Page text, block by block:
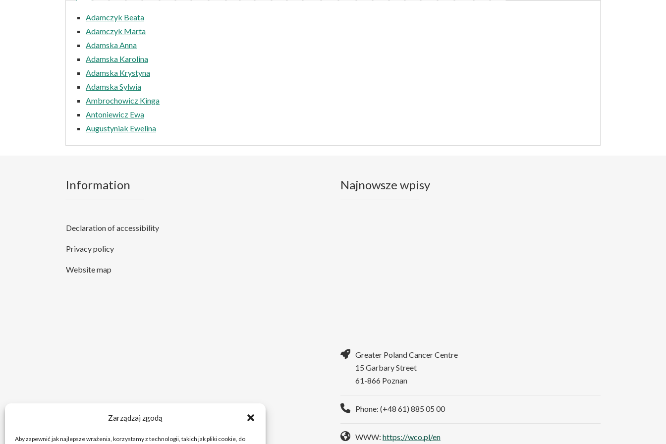
Zarządzaj zgodą
Aby zapewnić jak najlepsze wrażenia, korzystamy z technologii, takich jak pliki cookie, do
Adamczyk Beata
Adamczyk Marta
Adamska Anna
Adamska Karolina
Adamska Krystyna
Adamska Sylwia
Ambrochowicz Kinga
Antoniewicz Ewa
Augustyniak Ewelina
Information
Declaration of accessibility
Privacy policy
Website map
Najnowsze wpisy
Greater Poland Cancer Centre
15 Garbary Street
61-866 Poznan
Phone: (+48 61) 885 05 00
WWW: https://wco.pl/en